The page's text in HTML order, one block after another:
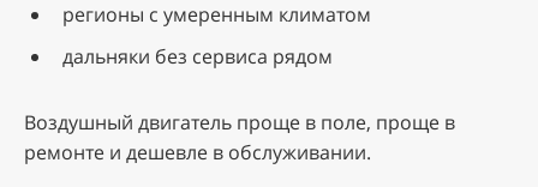
регионы с умеренным климатом
дальняки без сервиса рядом
Воздушный двигатель проще в поле, проще в
ремонте и дешевле в обслуживании.